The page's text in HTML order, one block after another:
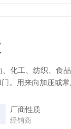
化工、纺织、食
。用来向加压或
厂商性质
经销商